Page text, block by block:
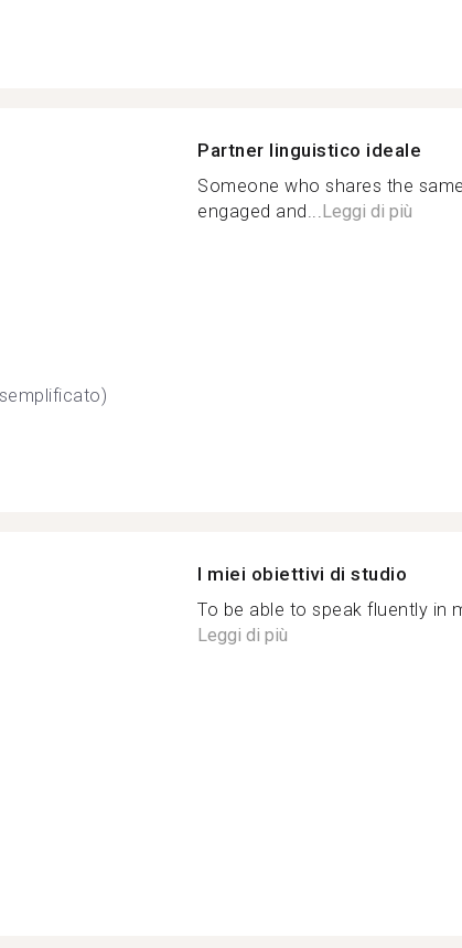
Partner linguistico ideale
Someone who shares the
engaged and...Leggi di più
I miei obiettivi di studio
To be able to speak fluently in
Leggi di più